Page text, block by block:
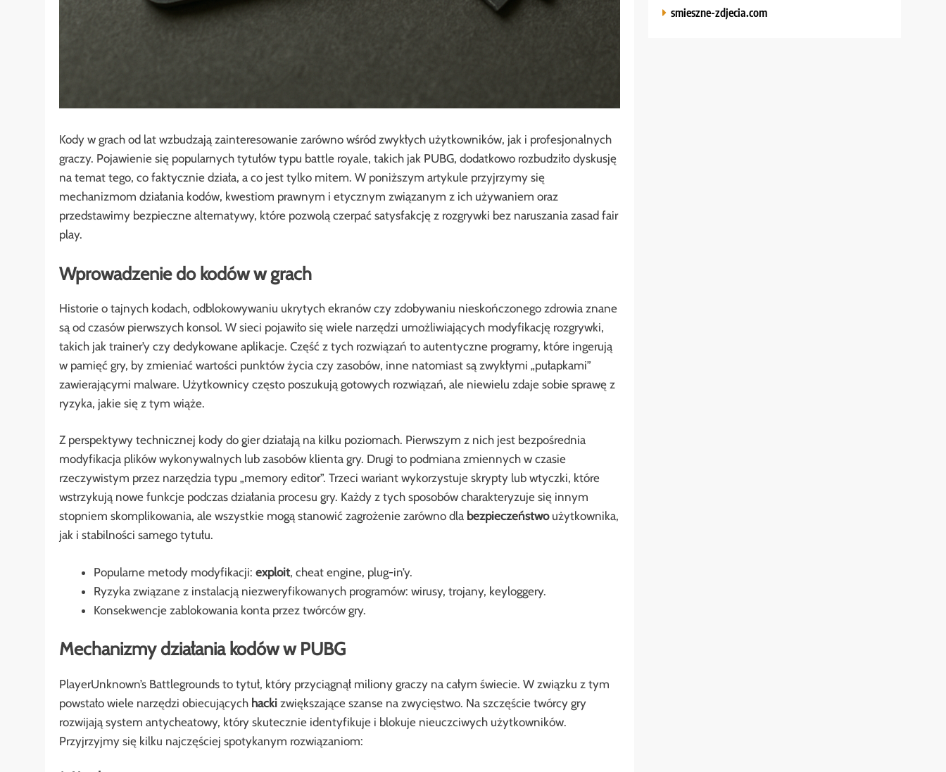
Kody w grach od lat wzbudzają zainteresowanie zarówno wśród zwykłych użytkowników, jak i profesjonalnych
graczy. Pojawienie się popularnych tytułów typu battle royale, takich jak PUBG, dodatkowo rozbudziło dyskusję
na temat tego, co faktycznie działa, a co jest tylko mitem. W poniższym artykule przyjrzymy się
mechanizmom działania kodów, kwestiom prawnym i etycznym związanym z ich używaniem oraz
przedstawimy bezpieczne alternatywy, które pozwolą czerpać satysfakcję z rozgrywki bez naruszania zasad fair
play.
Wprowadzenie do kodów w grach
Historie o tajnych kodach, odblokowywaniu ukrytych ekranów czy zdobywaniu nieskończonego zdrowia znane
są od czasów pierwszych konsol. W sieci pojawiło się wiele narzędzi umożliwiających modyfikację rozgrywki,
takich jak trainer’y czy dedykowane aplikacje. Część z tych rozwiązań to autentyczne programy, które ingerują
w pamięć gry, by zmieniać wartości punktów życia czy zasobów, inne natomiast są zwykłymi „pułapkami”
zawierającymi malware. Użytkownicy często poszukują gotowych rozwiązań, ale niewielu zdaje sobie sprawę z
ryzyka, jakie się z tym wiąże.
Z perspektywy technicznej kody do gier działają na kilku poziomach. Pierwszym z nich jest bezpośrednia
modyfikacja plików wykonywalnych lub zasobów klienta gry. Drugi to podmiana zmiennych w czasie
rzeczywistym przez narzędzia typu „memory editor”. Trzeci wariant wykorzystuje skrypty lub wtyczki, które
wstrzykują nowe funkcje podczas działania procesu gry. Każdy z tych sposobów charakteryzuje się innym
stopniem skomplikowania, ale wszystkie mogą stanowić zagrożenie zarówno dla bezpieczeństwoużytkownika,
jak i stabilności samego tytułu.
Popularne metody modyfikacji: exploit, cheat engine, plug-in’y.
Ryzyka związane z instalacją niezweryfikowanych programów: wirusy, trojany, keyloggery.
Konsekwencje zablokowania konta przez twórców gry.
Mechanizmy działania kodów w PUBG
PlayerUnknown’s Battlegrounds to tytuł, który przyciągnął miliony graczy na całym świecie. W związku z tym
powstało wiele narzędzi obiecujących hacki zwiększające szanse na zwycięstwo. Na szczęście twórcy gry
rozwijają system antycheatowy, który skutecznie identyfikuje i blokuje nieuczciwych użytkowników.
Przyjrzyjmy się kilku najczęściej spotykanym rozwiązaniom:
smieszne-zdjecia.com